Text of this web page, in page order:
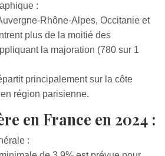
:
Rhône-Alpes, Occitanie et
plus de la moitié des
la majoration (780 sur 1
principalement sur la côte
région parisienne.
en France en 2024 :
: